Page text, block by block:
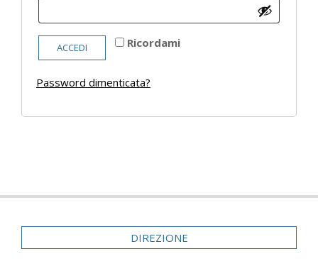
Ricordami
ACCEDI
Password dimenticata?
05-
DIREZIONE